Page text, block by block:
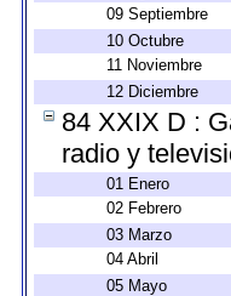
09 Septiembre
10 Octubre
11 Noviembre
12 Diciembre
84 XXIX D :
radio y
01 Enero
02 Febrero
03 Marzo
04 Abril
05 Mayo